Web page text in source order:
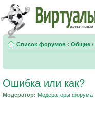
Список форумов ‹ Общие ‹
Ошибка или как?
Модератор: Модераторы форума